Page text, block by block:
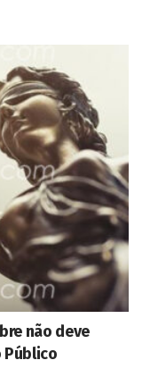
não deve
Público